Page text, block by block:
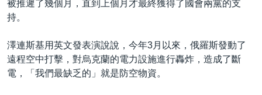
被推遲了幾個月，直到上個月才最終獲得了國會兩黨的支
持。
澤連斯基用英文發表演說說，今年3月以來，俄羅斯發動了
遠程空中打擊，對烏克蘭的電力設施進行轟炸，造成了斷
電，「我們最缺乏的」就是防空物資。